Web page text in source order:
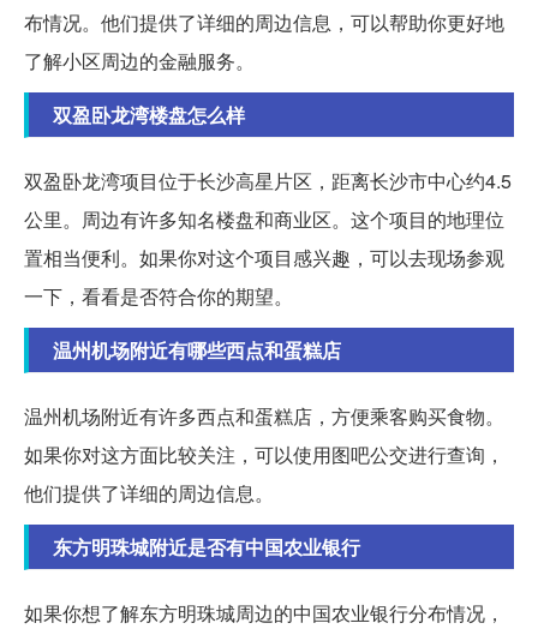
布情况。他们提供了详细的周边信息，可以帮助你更好地
了解小区周边的金融服务。
双盈卧龙湾楼盘怎么样
双盈卧龙湾项目位于长沙高星片区，距离长沙市中心约4.5
公里。周边有许多知名楼盘和商业区。这个项目的地理位
置相当便利。如果你对这个项目感兴趣，可以去现场参观
一下，看看是否符合你的期望。
温州机场附近有哪些西点和蛋糕店
温州机场附近有许多西点和蛋糕店，方便乘客购买食物。
如果你对这方面比较关注，可以使用图吧公交进行查询，
他们提供了详细的周边信息。
东方明珠城附近是否有中国农业银行
如果你想了解东方明珠城周边的中国农业银行分布情况，